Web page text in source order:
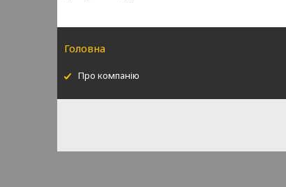
Головна
Про компанію